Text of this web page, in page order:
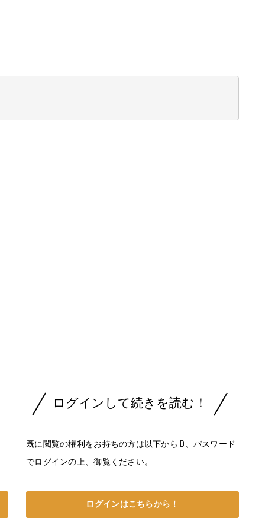
ログインして続きを読む！
既に閲覧の権利をお持ちの方は以下からID、パスワード
でログインの上、御覧ください。
ログインはこちらから！